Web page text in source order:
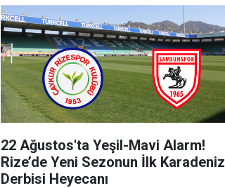
22 Ağustos'ta Yeşil-Mavi Alarm!
Rize’de Yeni Sezonun İlk Karadeniz
Derbisi Heyecanı